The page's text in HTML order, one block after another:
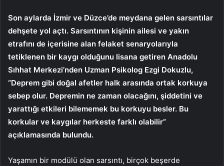
Son aylarda İzmir ve Düzce’de meydana gelen sarsıntılar
dehşete yol açtı. Sarsıntının kişinin ailesi ve yakın
etrafını de içerisine alan felaket senaryolarıyla
tetiklenen bir kaygı olduğunu lisana getiren Anadolu
Sıhhat Merkezi’nden Uzman Psikolog Ezgi Dokuzlu,
“Deprem gibi doğal afetler halk arasında ortak korkuya
sebep olur. Depremin ne zaman olacağını, şiddetini ve
yarattığı etkileri bilememek bu korkuyu besler. Bu
korkular ve kaygılar herkeste farklı olabilir”
açıklamasında bulundu.
Yaşamın bir modülü olan sarsıntı, birçok beşerde